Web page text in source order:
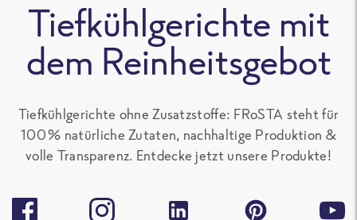
Gerichte, die kein
Paprika
enthalten, sehr
gern.
besser.
nicht
Aber
Tiefkühlgerichte mit
dem Reinheitsgebot
Tiefkühlgerichte ohne Zusatzstoffe: FRoSTA steht für
100 % natürliche Zutaten, nachhaltige Produktion &
volle Transparenz. Entdecke jetzt unsere Produkte!